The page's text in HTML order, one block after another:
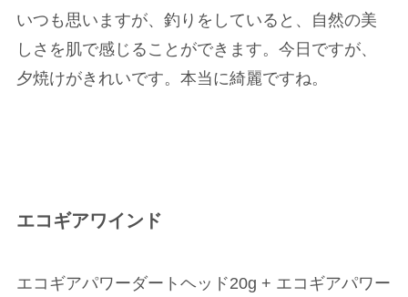
いつも思いますが、釣りをしていると、自然の美
しさを肌で感じることができます。今日ですが、
夕焼けがきれいです。本当に綺麗ですね。
エコギアワインド
エコギアパワーダートヘッド20g + エコギアパワー